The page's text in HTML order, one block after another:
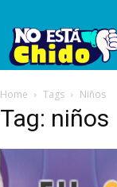
Home Tags Niños
Tag: niños